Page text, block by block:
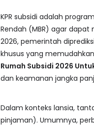
KPR subsidi adalah
Rendah (MBR) agar
2026, pemerintah
khusus yang
Rumah Subsidi 2026
dan keamanan jangka
Dalam konteks lansia,
pinjaman). Umumnya,